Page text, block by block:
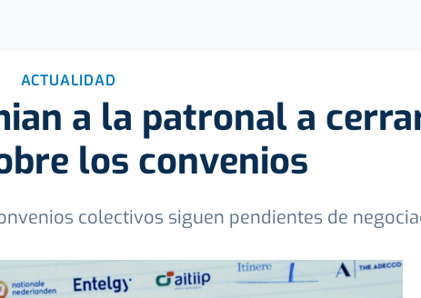
ACTUALIDAD
a la patronal a
los convenios
colectivos siguen pendientes de